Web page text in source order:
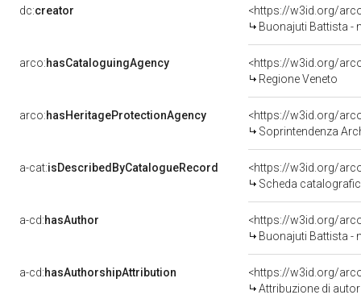
dc:creator
<https://w3id.org/
Buonajuti Battista -
arco:hasCataloguingAgency
<https://w3id.org/
Regione Veneto
arco:hasHeritageProtectionAgency
<https://w3id.org/
Soprintendenza
a-cat:isDescribedByCatalogueRecord
<https://w3id.org/
Scheda
a-cd:hasAuthor
<https://w3id.org/
Buonajuti Battista -
a-cd:hasAuthorshipAttribution
<https://w3id.org/
Attribuzione di